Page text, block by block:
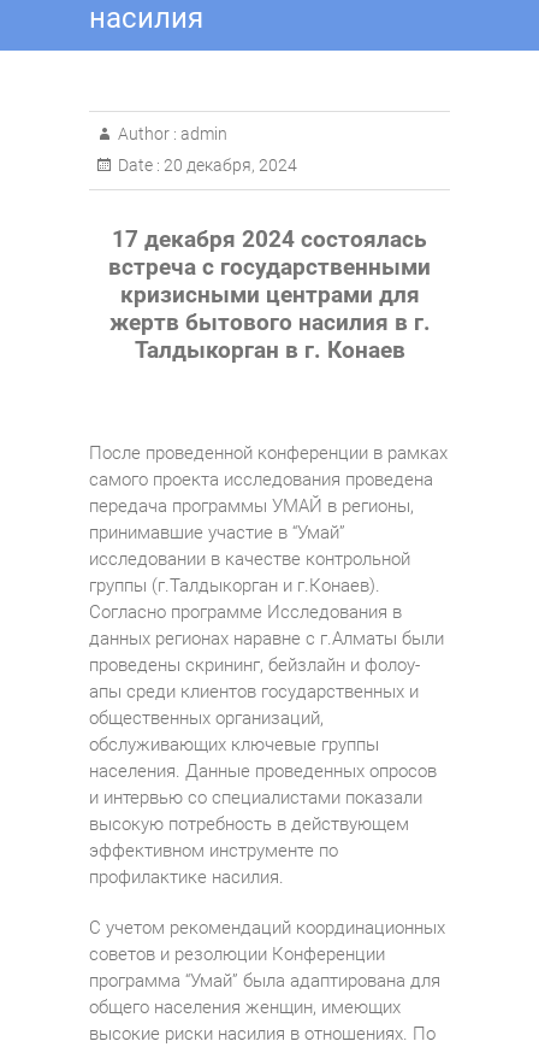
насилия
Author : admin
Date : 20 декабря, 2024
17 декабря 2024 состоялась
встреча с государственными
кризисными центрами для
жертв бытового насилия в г.
Талдыкорган в г. Конаев
После проведенной конференции в рамках
самого проекта исследования проведена
передача программы УМАЙ в регионы,
принимавшие участие в “Умай”
исследовании в качестве контрольной
группы (г.Талдыкорган и г.Конаев).
Согласно программе Исследования в
данных регионах наравне с г.Алматы были
проведены скрининг, бейзлайн и фолоу-
апы среди клиентов государственных и
общественных организаций,
обслуживающих ключевые группы
населения. Данные проведенных опросов
и интервью со специалистами показали
высокую потребность в действующем
эффективном инструменте по
профилактике насилия.
С учетом рекомендаций координационных
советов и резолюции Конференции
программа “Умай” была адаптирована для
общего населения женщин, имеющих
высокие риски насилия в отношениях. По